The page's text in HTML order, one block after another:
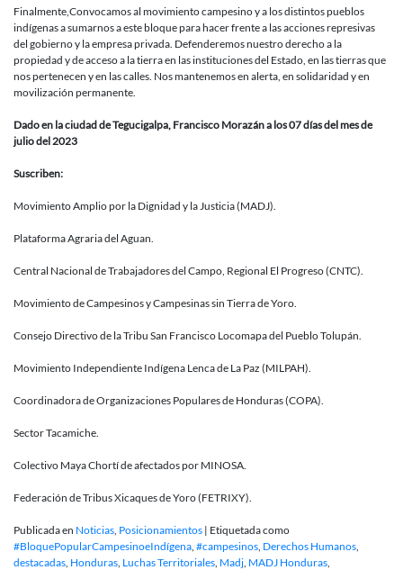
Finalmente,Convocamos al movimiento campesino y a los distintos pueblos
indígenas a sumarnos a este bloque para hacer frente a las acciones represivas
del gobierno y la empresa privada. Defenderemos nuestro derecho a la
propiedad y de acceso a la tierra en las instituciones del Estado, en las tierras que
nos pertenecen y en las calles. Nos mantenemos en alerta, en solidaridad y en
movilización permanente.
Dado en la ciudad de Tegucigalpa, Francisco Morazán a los 07 días del mes de
julio del 2023
Suscriben:
Movimiento Amplio por la Dignidad y la Justicia (MADJ).
Plataforma Agraria del Aguan.
Central Nacional de Trabajadores del Campo, Regional El Progreso (CNTC).
Movimiento de Campesinos y Campesinas sin Tierra de Yoro.
Consejo Directivo de la Tribu San Francisco Locomapa del Pueblo Tolupán.
Movimiento Independiente Indígena Lenca de La Paz (MILPAH).
Coordinadora de Organizaciones Populares de Honduras (COPA).
Sector Tacamiche.
Colectivo Maya Chortí de afectados por MINOSA.
Federación de Tribus Xicaques de Yoro (FETRIXY).
Publicada en Noticias Posicionamientos | Etiquetada como
#BloquePopularCampesinoeIndígena #campesinos Derechos Humanos
destacadas Honduras Luchas Territoriales Madj MADJ Honduras